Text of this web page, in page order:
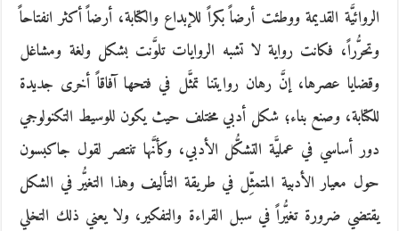
الروائيَّة القديمة ووطئت أرضاً بكراً للإبداع والكتابة، أرضاً أكثر انفتاحاً
وتحرُّراً، فكانت رواية لا تشبه الروايات تلوَّنت بشكل ولغة ومشاغل
وقضايا عصرها، إنَّ رهان روايتنا تمثَّل في فتحها آفاقاً أخرى جديدة
للكتابة، وصنع بناء؛ شكل أدبي مختلف حيث يكون للوسيط التكنولوجي
دور أساسي في عمليَّة التشكُّل الأدبي، وكأنَّها تنتصر لقول جاكبسون
حول معيار الأدبية المتمثِّل في طريقة التأليف وهذا التغيُّر في الشكل
يقتضي ضرورة تغيُّراً في سبل القراءة والتفكير، ولا يعني ذلك التخلي